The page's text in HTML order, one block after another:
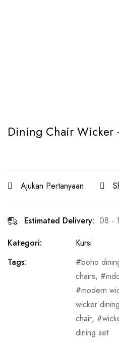
Dining Chair Wicker
Ajukan Pertanyaan
Estimated Delivery: 08 -
Kategori:
Kursi
Tags:
boho
chairs,
modern
wicker
chair,
dining set